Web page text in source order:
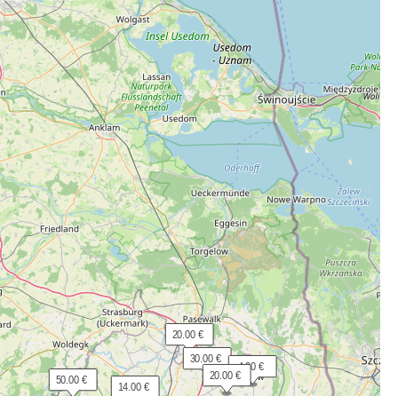
20.00 €
50.00 €
  4.00 €
14.00 €
20.00 €
30.00 €